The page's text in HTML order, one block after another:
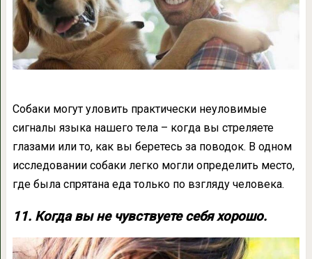
Собаки могут уловить практически неуловимые
сигналы языка нашего тела – когда вы стреляете
глазами или то, как вы беретесь за поводок. В одном
исследовании собаки легко могли определить место,
где была спрятана еда только по взгляду человека.
11. Когда вы не чувствуете себя хорошо.